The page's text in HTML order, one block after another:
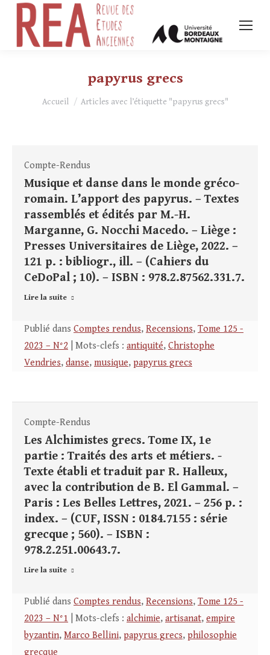
papyrus grecs
Vous êtes ici :
Accueil Articles avec l’étiquette "papyrus grecs"
Compte-Rendus
Musique et danse dans le monde gréco-
romain. L’apport des papyrus. – Textes
rassemblés et édités par M.-H.
Marganne, G. Nocchi Macedo. – Liège :
Presses Universitaires de Liège, 2022. –
121 p. : bibliogr., ill. – (Cahiers du
CeDoPal ; 10). – ISBN : 978.2.87562.331.7.
Lire la suite
Publié dans Comptes rendus, Recensions, Tome 125 -
2023 – N°2 | Mots-clefs : antiquité, Christophe
Vendries, danse, musique, papyrus grecs
Compte-Rendus
Les Alchimistes grecs. Tome IX, 1e
partie : Traités des arts et métiers. -
Texte établi et traduit par R. Halleux,
avec la contribution de B. El Gammal. –
Paris : Les Belles Lettres, 2021. – 256 p. :
index. – (CUF, ISSN : 0184.7155 : série
grecque ; 560). – ISBN :
978.2.251.00643.7.
Lire la suite
Publié dans Comptes rendus, Recensions, Tome 125 -
2023 – N°1 | Mots-clefs : alchimie, artisanat, empire
byzantin, Marco Bellini, papyrus grecs, philosophie
grecque